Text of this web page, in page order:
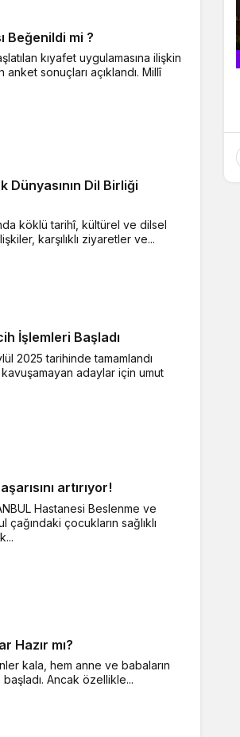
Beğenildi mi ?
kıyafet uygulamasına ilişkin
sonuçları açıklandı. Millî
Dünyasının Dil Birliği
köklü tarihî, kültürel ve dilsel
karşılıklı ziyaretler ve...
İşlemleri Başladı
2025 tarihinde tamamlandı
adaylar için umut
artırıyor!
Hastanesi Beslenme ve
çağındaki çocukların sağlıklı
Hazır mı?
kala, hem anne ve babaların
Ancak özellikle...
Tabiri